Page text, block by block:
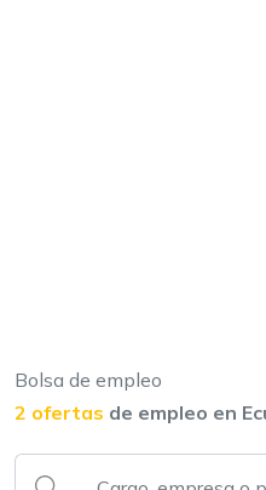
Bolsa de empleo
2 ofertas de empleo en